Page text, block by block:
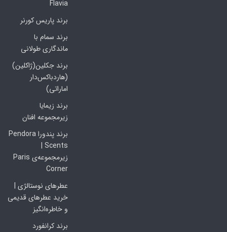
Flavia
برند پاریس کورنر
برند سمام با
ماندگاری طولانی
برند جکلین(ژاکلین)
(هاردباکس‌دار
اماراتی)
برند زیمایا
زیرمجموعه افنان
برند پندورا Pendora
Scents |
زیرمجموعه‌ی Paris
Corner
عطرهای نوستالژی |
خرید عطرهای قدیمی
و خاطره‌انگیز
برند کرانفورد